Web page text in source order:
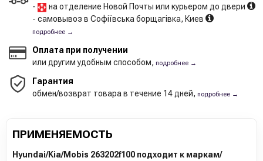
-
на отделение Новой Почты или курьером до двери
- самовывоз в Софіївська борщагівка, Киев
подробнее →
Оплата при получении
или другим удобным способом, подробнее →
Гарантия
обмен/возврат товара в течение 14 дней, подробнее →
ПРИМЕНЯЕМОСТЬ
Hyundai/Kia/Mobis 263202f100 подходит к маркам/